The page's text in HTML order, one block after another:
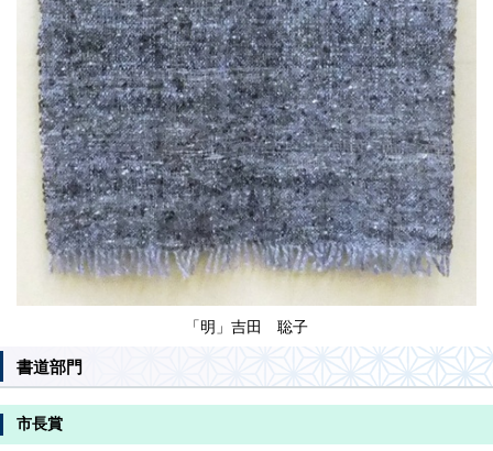
「明」吉田 聡子
書道部門
市長賞